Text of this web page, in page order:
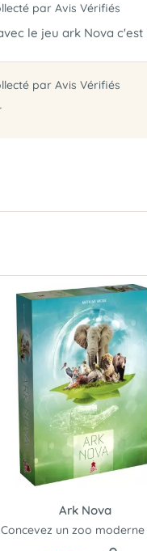
par Avis Vérifiés
le jeu ark Nova
par Avis Vérifiés
Ark Nova